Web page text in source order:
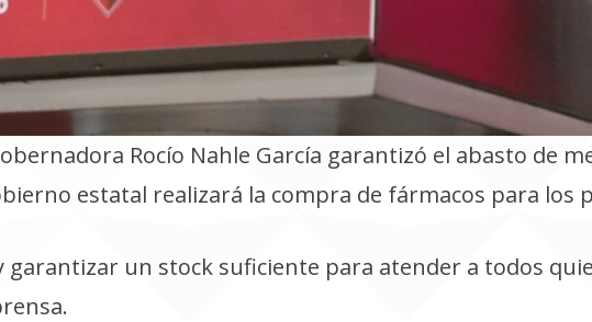
Rocío Nahle García garantizó el abasto de
estatal realizará la compra de fármacos para los
garantizar un stock suficiente para atender a todos